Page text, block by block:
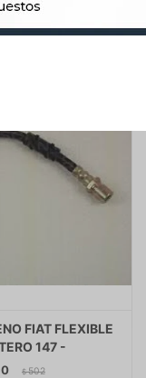
FIAT FLEXIBLE
147 -
$ 502